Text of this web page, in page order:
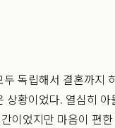
독립해서 결혼까지
상황이었다. 열심히
이었지만 마음이 편